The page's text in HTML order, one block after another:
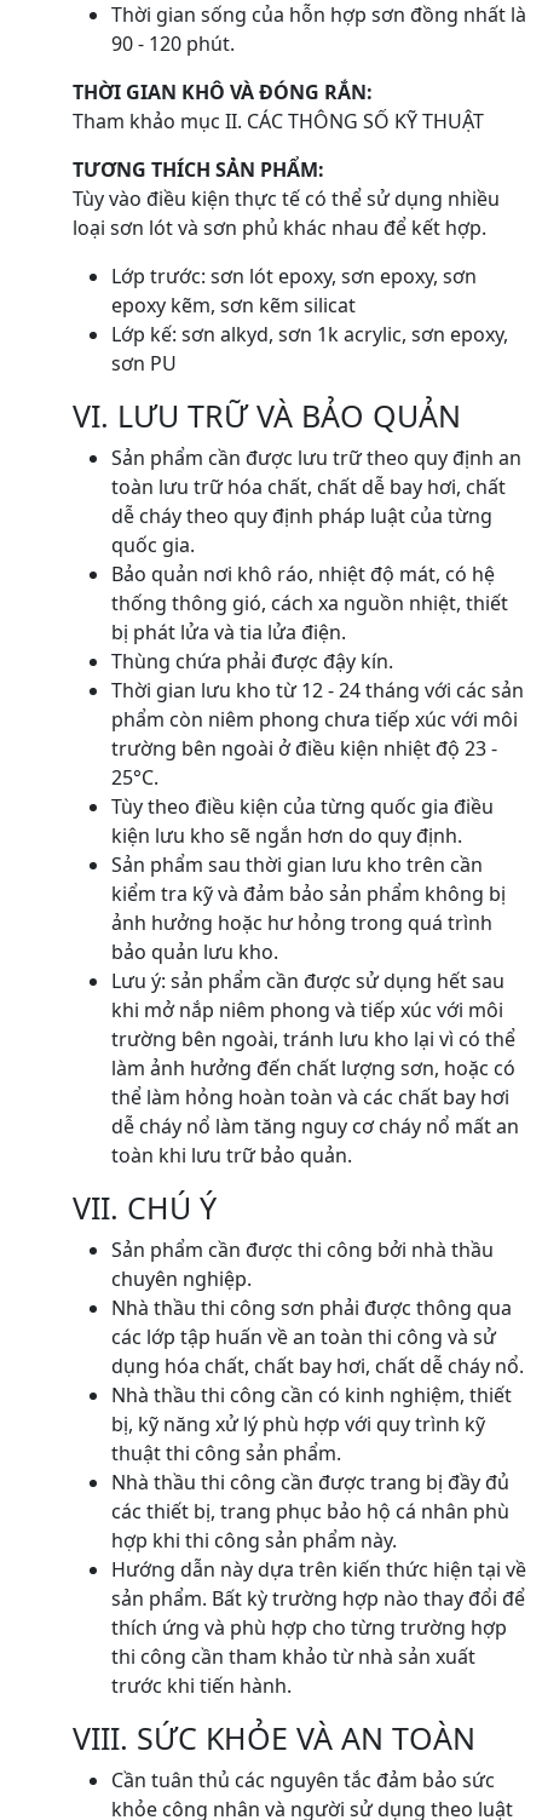
Thời gian sống của hỗn hợp sơn đồng nhất là
90 - 120 phút.
THỜI GIAN KHÔ VÀ ĐÓNG RẮN:
Tham khảo mục II. CÁC THÔNG SỐ KỸ THUẬT
TƯƠNG THÍCH SẢN PHẨM:
Tùy vào điều kiện thực tế có thể sử dụng nhiều
loại sơn lót và sơn phủ khác nhau để kết hợp.
Lớp trước: sơn lót epoxy, sơn epoxy, sơn
epoxy kẽm, sơn kẽm silicat
Lớp kế: sơn alkyd, sơn 1k acrylic, sơn epoxy,
sơn PU
VI. LƯU TRỮ VÀ BẢO QUẢN
Sản phẩm cần được lưu trữ theo quy định an
toàn lưu trữ hóa chất, chất dễ bay hơi, chất
dễ cháy theo quy định pháp luật của từng
quốc gia.
Bảo quản nơi khô ráo, nhiệt độ mát, có hệ
thống thông gió, cách xa nguồn nhiệt, thiết
bị phát lửa và tia lửa điện.
Thùng chứa phải được đậy kín.
Thời gian lưu kho từ 12 - 24 tháng với các sản
phẩm còn niêm phong chưa tiếp xúc với môi
trường bên ngoài ở điều kiện nhiệt độ 23 -
25°C.
Tùy theo điều kiện của từng quốc gia điều
kiện lưu kho sẽ ngắn hơn do quy định.
Sản phẩm sau thời gian lưu kho trên cần
kiểm tra kỹ và đảm bảo sản phẩm không bị
ảnh hưởng hoặc hư hỏng trong quá trình
bảo quản lưu kho.
Lưu ý: sản phẩm cần được sử dụng hết sau
khi mở nắp niêm phong và tiếp xúc với môi
trường bên ngoài, tránh lưu kho lại vì có thể
làm ảnh hưởng đến chất lượng sơn, hoặc có
thể làm hỏng hoàn toàn và các chất bay hơi
dễ cháy nổ làm tăng nguy cơ cháy nổ mất an
toàn khi lưu trữ bảo quản.
VII. CHÚ Ý
Sản phẩm cần được thi công bởi nhà thầu
chuyên nghiệp.
Nhà thầu thi công sơn phải được thông qua
các lớp tập huấn về an toàn thi công và sử
dụng hóa chất, chất bay hơi, chất dễ cháy nổ.
Nhà thầu thi công cần có kinh nghiệm, thiết
bị, kỹ năng xử lý phù hợp với quy trình kỹ
thuật thi công sản phẩm.
Nhà thầu thi công cần được trang bị đầy đủ
các thiết bị, trang phục bảo hộ cá nhân phù
hợp khi thi công sản phẩm này.
Hướng dẫn này dựa trên kiến thức hiện tại về
sản phẩm. Bất kỳ trường hợp nào thay đổi để
thích ứng và phù hợp cho từng trường hợp
thi công cần tham khảo từ nhà sản xuất
trước khi tiến hành.
VIII. SỨC KHỎE VÀ AN TOÀN
Cần tuân thủ các nguyên tắc đảm bảo sức
khỏe công nhân và người sử dụng theo luật